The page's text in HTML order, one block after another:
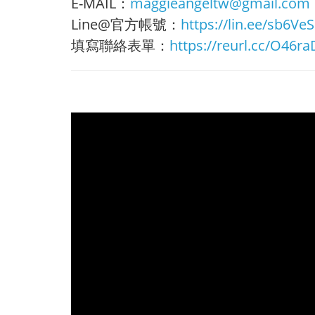
Line@官方帳號： https://lin.ee/
填寫聯絡表單： https://reurl.cc/